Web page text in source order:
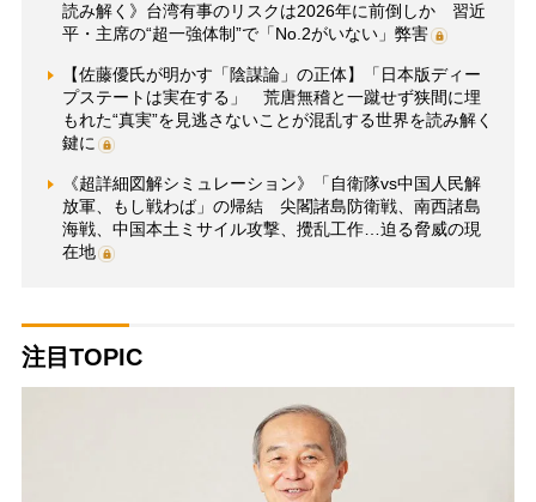
読み解く》台湾有事のリスクは2026年に前倒しか 習近
平・主席の“超一強体制”で「No.2がいない」弊害
【佐藤優氏が明かす「陰謀論」の正体】「日本版ディー
プステートは実在する」 荒唐無稽と一蹴せず狭間に埋
もれた“真実”を見逃さないことが混乱する世界を読み解く
鍵に
《超詳細図解シミュレーション》「自衛隊vs中国人民解
放軍、もし戦わば」の帰結 尖閣諸島防衛戦、南西諸島
海戦、中国本土ミサイル攻撃、攪乱工作…迫る脅威の現
在地
注目TOPIC